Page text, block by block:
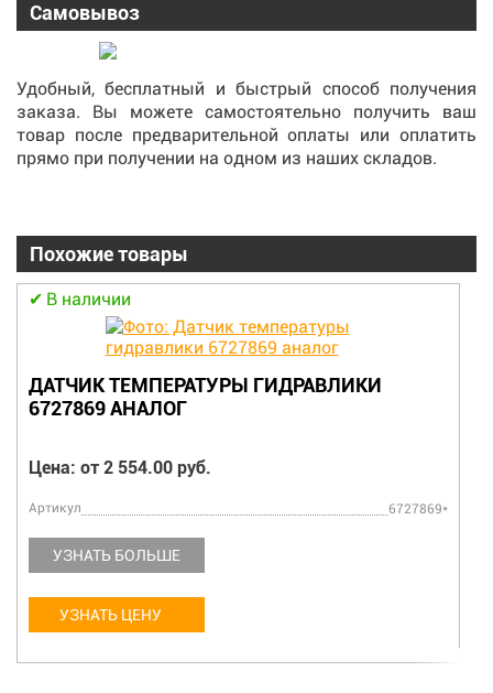
Самовывоз
Удобный, бесплатный и быстрый способ получения
заказа. Вы можете самостоятельно получить ваш
товар после предварительной оплаты или оплатить
прямо при получении на одном из наших складов.
Похожие товары
В наличии
ДАТЧИК ТЕМПЕРАТУРЫ ГИДРАВЛИКИ
6727869 АНАЛОГ
Цена: от 2 554.00 руб.
Артикул 6727869*
УЗНАТЬ БОЛЬШЕ
УЗНАТЬ ЦЕНУ